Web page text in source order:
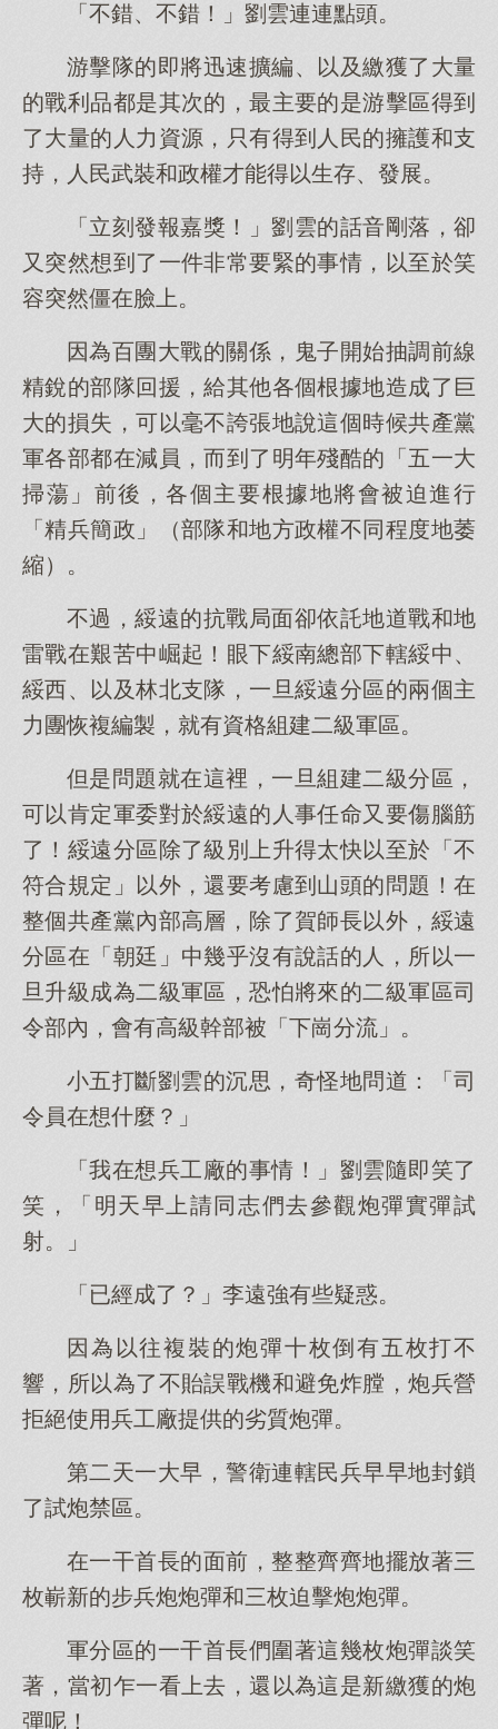
「不錯、不錯！」劉雲連連點頭。
游擊隊的即將迅速擴編、以及繳獲了大量
的戰利品都是其次的，最主要的是游擊區得到
了大量的人力資源，只有得到人民的擁護和支
持，人民武裝和政權才能得以生存、發展。
「立刻發報嘉獎！」劉雲的話音剛落，卻
又突然想到了一件非常要緊的事情，以至於笑
容突然僵在臉上。
因為百團大戰的關係，鬼子開始抽調前線
精銳的部隊回援，給其他各個根據地造成了巨
大的損失，可以毫不誇張地說這個時候共產黨
軍各部都在減員，而到了明年殘酷的「五一大
掃蕩」前後，各個主要根據地將會被迫進行
「精兵簡政」（部隊和地方政權不同程度地萎
縮）。
不過，綏遠的抗戰局面卻依託地道戰和地
雷戰在艱苦中崛起！眼下綏南總部下轄綏中、
綏西、以及林北支隊，一旦綏遠分區的兩個主
力團恢複編製，就有資格組建二級軍區。
但是問題就在這裡，一旦組建二級分區，
可以肯定軍委對於綏遠的人事任命又要傷腦筋
了！綏遠分區除了級別上升得太快以至於「不
符合規定」以外，還要考慮到山頭的問題！在
整個共產黨內部高層，除了賀師長以外，綏遠
分區在「朝廷」中幾乎沒有說話的人，所以一
旦升級成為二級軍區，恐怕將來的二級軍區司
令部內，會有高級幹部被「下崗分流」。
小五打斷劉雲的沉思，奇怪地問道：「司
令員在想什麼？」
「我在想兵工廠的事情！」劉雲隨即笑了
笑，「明天早上請同志們去參觀炮彈實彈試
射。」
「已經成了？」李遠強有些疑惑。
因為以往複裝的炮彈十枚倒有五枚打不
響，所以為了不貽誤戰機和避免炸膛，炮兵營
拒絕使用兵工廠提供的劣質炮彈。
第二天一大早，警衛連轄民兵早早地封鎖
了試炮禁區。
在一干首長的面前，整整齊齊地擺放著三
枚嶄新的步兵炮炮彈和三枚迫擊炮炮彈。
軍分區的一干首長們圍著這幾枚炮彈談笑
著，當初乍一看上去，還以為這是新繳獲的炮
彈呢！